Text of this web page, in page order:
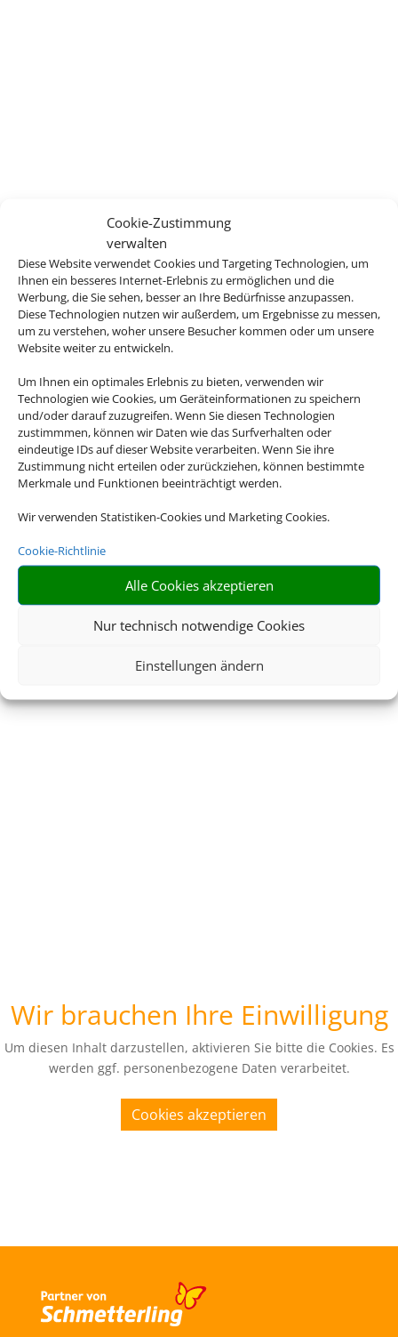
Cookie-Zustimmung
verwalten
Diese Website verwendet Cookies und Targeting Technologien, um
Ihnen ein besseres Internet-Erlebnis zu ermöglichen und die
Werbung, die Sie sehen, besser an Ihre Bedürfnisse anzupassen.
Diese Technologien nutzen wir außerdem, um Ergebnisse zu messen,
um zu verstehen, woher unsere Besucher kommen oder um unsere
Website weiter zu entwickeln.
Um Ihnen ein optimales Erlebnis zu bieten, verwenden wir
Technologien wie Cookies, um Geräteinformationen zu speichern
und/oder darauf zuzugreifen. Wenn Sie diesen Technologien
zustimmmen, können wir Daten wie das Surfverhalten oder
eindeutige IDs auf dieser Website verarbeiten. Wenn Sie ihre
Zustimmung nicht erteilen oder zurückziehen, können bestimmte
Merkmale und Funktionen beeinträchtigt werden.
Wir verwenden Statistiken-Cookies und Marketing Cookies.
Cookie-Richtlinie
Alle Cookies akzeptieren
Nur technisch notwendige Cookies
Einstellungen ändern
Wir brauchen Ihre Einwilligung
Um diesen Inhalt darzustellen, aktivieren Sie bitte die Cookies. Es
werden ggf. personenbezogene Daten verarbeitet.
Cookies akzeptieren